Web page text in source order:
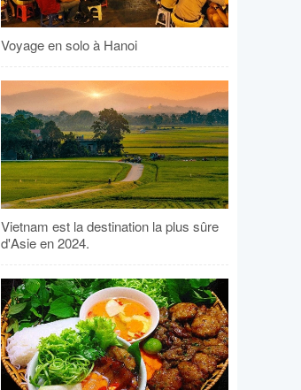
Voyage en solo à Hanoi
Vietnam est la destination la plus sûre
d'Asie en 2024.